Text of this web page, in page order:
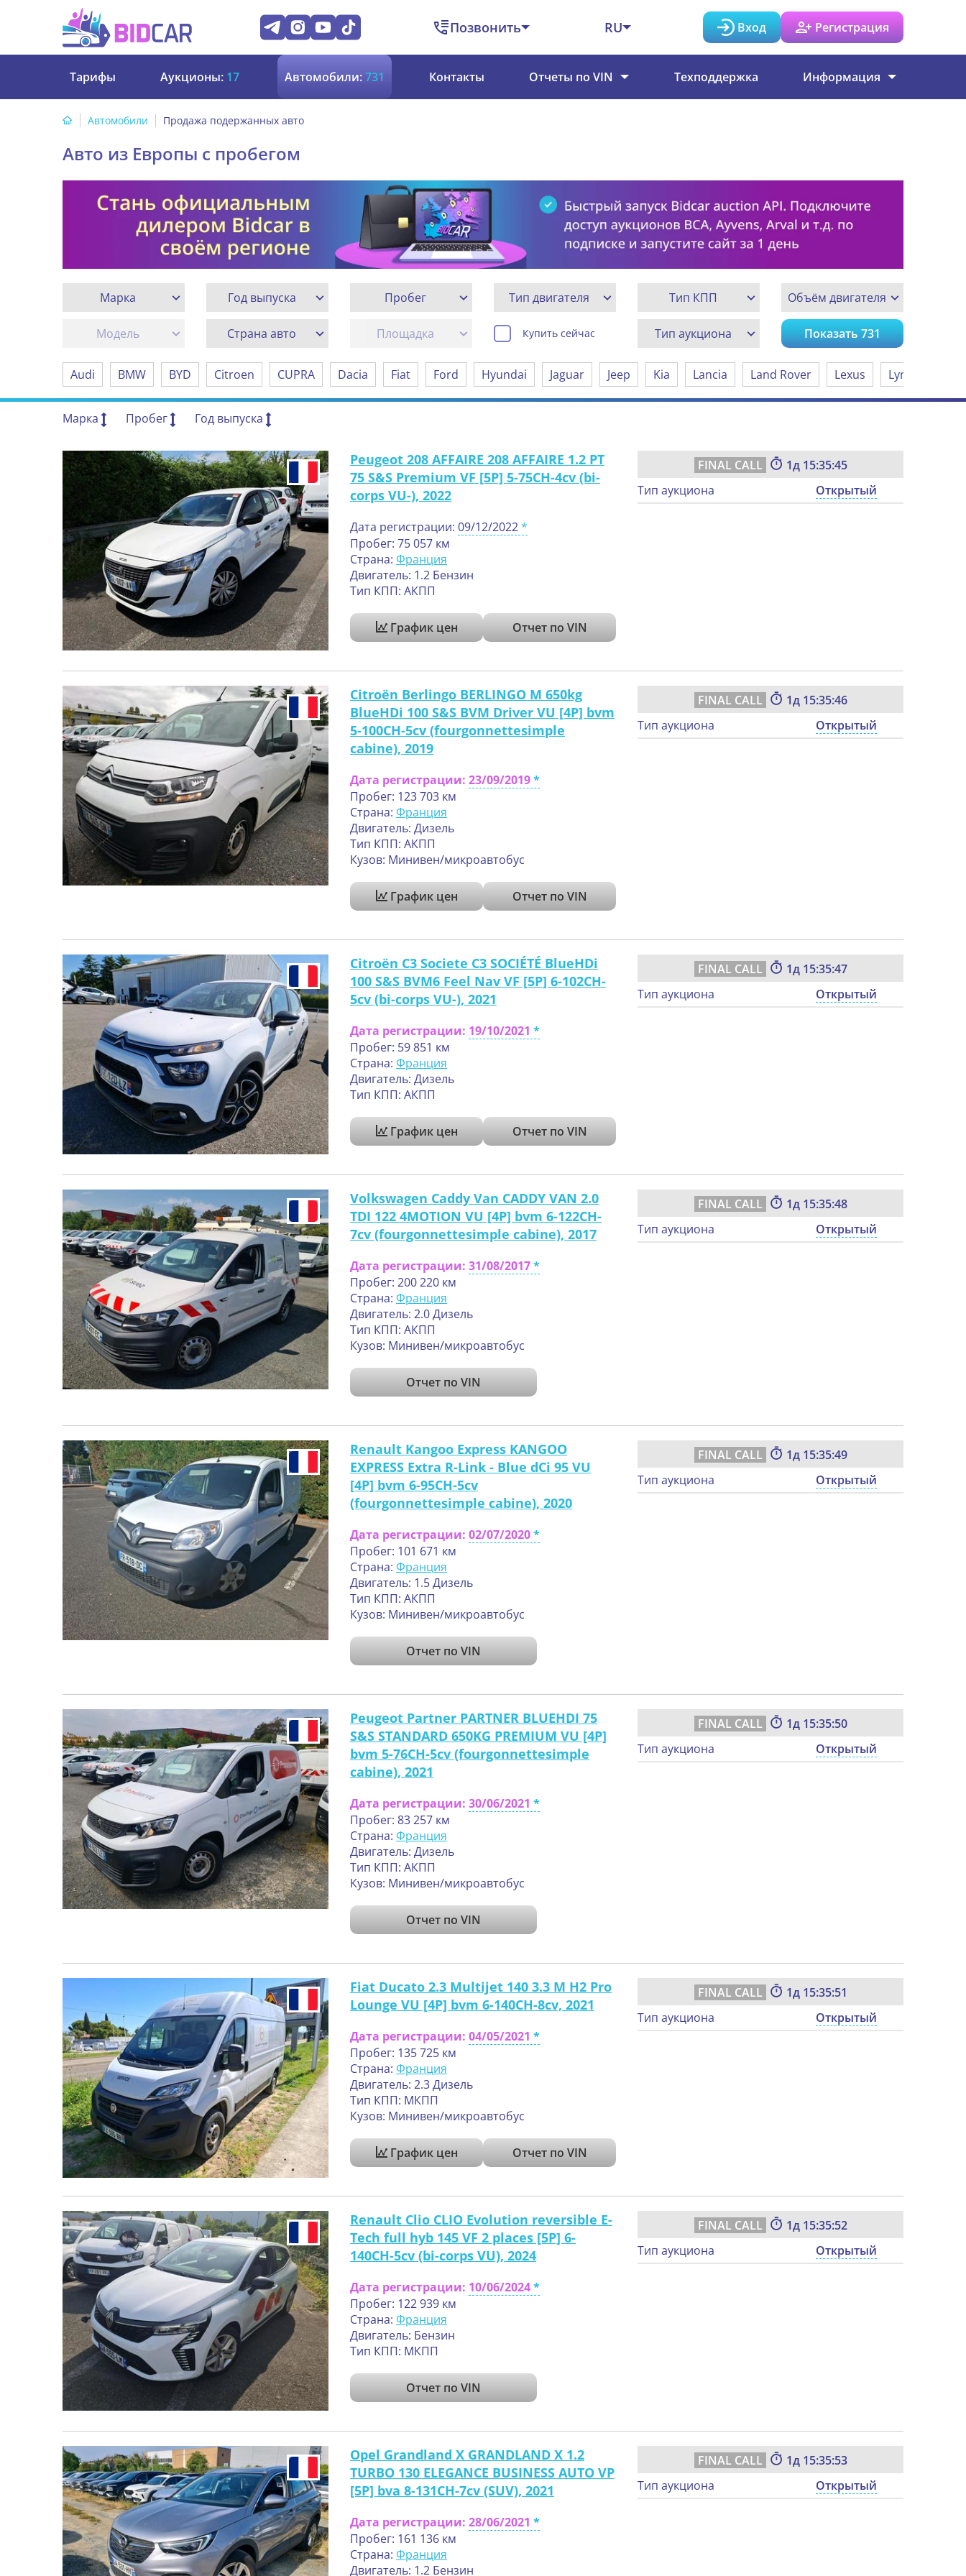
Позвонить RU Вход Регистрация
Тарифы Аукционы: 17 Автомобили:731 Контакты Отчеты по VIN Техподдержка Информация
Автомобили Продажа подержанных авто
Авто из Европы с пробегом
Марка
Модель
Год выпуска Пробег Тип двигателя Тип КПП Объём двигателя
Страна авто Площадка Купить сейчас Тип аукциона Показать731
Audi BMW BYD Citroen CUPRA Dacia Fiat Ford Hyundai Jaguar Jeep Kia Lancia Land Rover Lexus Lynk & Co
Марка Пробег Год выпуска
Peugeot 208 AFFAIRE 208 AFFAIRE 1.2 PT
75 S&S Premium VF [5P] 5-75CH-4cv (bi-
corps VU-), 2022
Дата регистрации: 09/12/2022
Пробег: 75 057 км
Страна: Франция
Двигатель: 1.2 Бензин
Тип КПП: АКПП
График цен Отчет по VIN
1 15:35:44
Тип аукциона
Открытый
Citroën Berlingo BERLINGO M 650kg
BlueHDi 100 S&S BVM Driver VU [4P] bvm
5-100CH-5cv (fourgonnettesimple
cabine), 2019
Дата регистрации: 23/09/2019
Пробег: 123 703 км
Страна: Франция
Двигатель: Дизель
Тип КПП: АКПП
Кузов: Минивен/микроавтобус
График цен Отчет по VIN
1 15:35:45
Тип аукциона
Открытый
Citroën C3 Societe C3 SOCIÉTÉ BlueHDi
100 S&S BVM6 Feel Nav VF [5P] 6-102CH-
5cv (bi-corps VU-), 2021
Дата регистрации: 19/10/2021
Пробег: 59 851 км
Страна: Франция
Двигатель: Дизель
Тип КПП: АКПП
График цен Отчет по VIN
1 15:35:46
Тип аукциона
Открытый
Volkswagen Caddy Van CADDY VAN 2.0
TDI 122 4MOTION VU [4P] bvm 6-122CH-
7cv (fourgonnettesimple cabine), 2017
Дата регистрации: 31/08/2017
Пробег: 200 220 км
Страна: Франция
Двигатель: 2.0 Дизель
Тип КПП: АКПП
Кузов: Минивен/микроавтобус
Отчет по VIN
1 15:35:47
Тип аукциона
Открытый
Renault Kangoo Express KANGOO
EXPRESS Extra R-Link - Blue dCi 95 VU
[4P] bvm 6-95CH-5cv
(fourgonnettesimple cabine), 2020
Дата регистрации: 02/07/2020
Пробег: 101 671 км
Страна: Франция
Двигатель: 1.5 Дизель
Тип КПП: АКПП
Кузов: Минивен/микроавтобус
Отчет по VIN
1 15:35:48
Тип аукциона
Открытый
Peugeot Partner PARTNER BLUEHDI 75
S&S STANDARD 650KG PREMIUM VU [4P]
bvm 5-76CH-5cv (fourgonnettesimple
cabine), 2021
Дата регистрации: 30/06/2021
Пробег: 83 257 км
Страна: Франция
Двигатель: Дизель
Тип КПП: АКПП
Кузов: Минивен/микроавтобус
Отчет по VIN
1 15:35:49
Тип аукциона
Открытый
Fiat Ducato 2.3 Multijet 140 3.3 M H2 Pro
Lounge VU [4P] bvm 6-140CH-8cv, 2021
Дата регистрации: 04/05/2021
Пробег: 135 725 км
Страна: Франция
Двигатель: 2.3 Дизель
Тип КПП: МКПП
Кузов: Минивен/микроавтобус
График цен Отчет по VIN
1 15:35:50
Тип аукциона
Открытый
Renault Clio CLIO Evolution reversible E-
Tech full hyb 145 VF 2 places [5P] 6-
140CH-5cv (bi-corps VU), 2024
Дата регистрации: 10/06/2024
Пробег: 122 939 км
Страна: Франция
Двигатель: Бензин
Тип КПП: МКПП
Отчет по VIN
1 15:35:51
Тип аукциона
Открытый
Opel Grandland X GRANDLAND X 1.2
TURBO 130 ELEGANCE BUSINESS AUTO VP
[5P] bva 8-131CH-7cv (SUV), 2021
Дата регистрации: 28/06/2021
Пробег: 161 136 км
Страна: Франция
Двигатель: 1.2 Бензин
1 15:35:52
Тип аукциона
Открытый